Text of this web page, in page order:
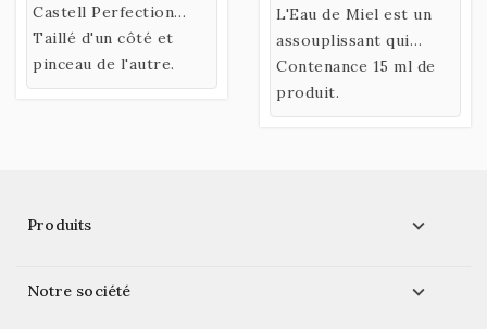
Castell Perfection
7058B.
Taillé d'un côté et
pinceau de l'autre.
sélectionné de grande
qualité.
L'Eau de Miel est un
assouplissant qui
évitera à la peinture
de craqueler, il entre
dans la composition
Contenance 15 ml de
produit.
Produits 
Notre société 